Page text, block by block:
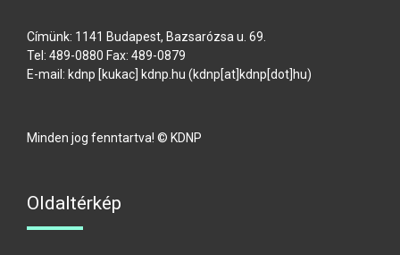
Címünk: 1141 Budapest, Bazsarózsa u. 69.
Tel: 489-0880 Fax: 489-0879
E-mail: kdnp [kukac] kdnp.hu (kdnp[at]kdnp[dot]hu)
Minden jog fenntartva! © KDNP
Oldaltérkép